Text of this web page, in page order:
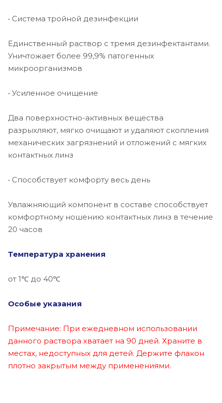
• Система тройной дезинфекции
Единственный раствор с тремя дезинфектантами.
Уничтожает более 99,9% патогенных
микроорганизмов
• Усиленное очищение
Два поверхностно-активных вещества
разрыхляют, мягко очищают и удаляют скопления
механических загрязнений и отложений с мягких
контактных линз
• Способствует комфорту весь день
Увлажняющий компонент в составе способствует
комфортному ношению контактных линз в течение
20 часов
Температура хранения
от 1℃ до 40℃
Особые указания
Примечание: При ежедневном использовании
данного раствора хватает на 90 дней. Храните в
местах, недоступных для детей. Держите флакон
плотно закрытым между применениями.